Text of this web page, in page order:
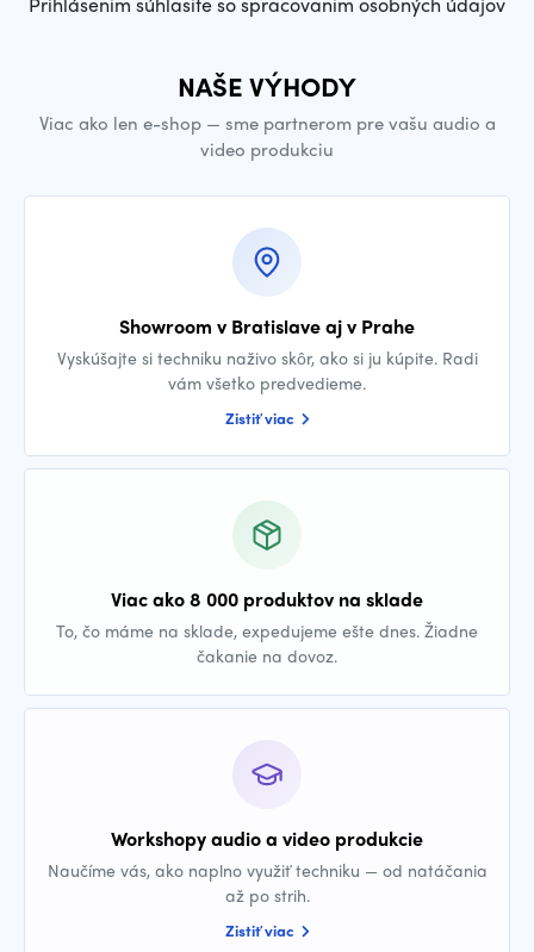
NAŠE VÝHODY
Viac ako len e-shop — sme partnerom pre vašu audio a
video produkciu
Showroom v Bratislave aj v Prahe
Vyskúšajte si techniku naživo skôr, ako si ju kúpite. Radi
vám všetko predvedieme.
Zistiť viac
Viac ako 8 000 produktov na sklade
To, čo máme na sklade, expedujeme ešte dnes. Žiadne
čakanie na dovoz.
Workshopy audio a video produkcie
Naučíme vás, ako naplno využiť techniku — od natáčania
až po strih.
Zistiť viac